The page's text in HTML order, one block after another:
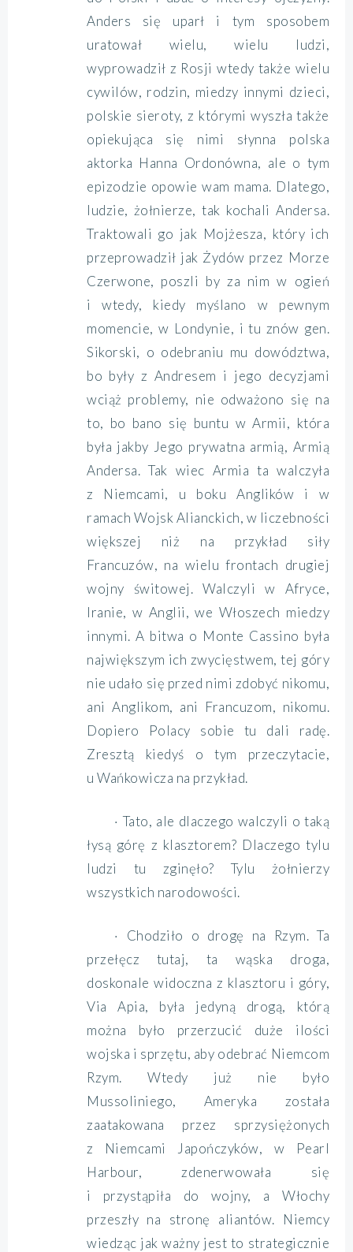
Anders się uparł i tym sposobem
uratował wielu, wielu ludzi,
wyprowadził z Rosji wtedy także wielu
cywilów, rodzin, miedzy innymi dzieci,
polskie sieroty, z którymi wyszła także
opiekująca się nimi słynna polska
aktorka Hanna Ordonówna, ale o tym
epizodzie opowie wam mama. Dlatego,
ludzie, żołnierze, tak kochali Andersa.
Traktowali go jak Mojżesza, który ich
przeprowadził jak Żydów przez Morze
Czerwone, poszli by za nim w ogień
i wtedy, kiedy myślano w pewnym
momencie, w Londynie, i tu znów gen.
Sikorski, o odebraniu mu dowództwa,
bo były z Andresem i jego decyzjami
wciąż problemy, nie odważono się na
to, bo bano się buntu w Armii, która
była jakby Jego prywatna armią, Armią
Andersa. Tak wiec Armia ta walczyła
z Niemcami, u boku Anglików i w
ramach Wojsk Alianckich, w liczebności
większej niż na przykład siły
Francuzów, na wielu frontach drugiej
wojny świtowej. Walczyli w Afryce,
Iranie, w Anglii, we Włoszech miedzy
innymi. A bitwa o Monte Cassino była
największym ich zwycięstwem, tej góry
nie udało się przed nimi zdobyć nikomu,
ani Anglikom, ani Francuzom, nikomu.
Dopiero Polacy sobie tu dali radę.
Zresztą kiedyś o tym przeczytacie,
u Wańkowicza na przykład.
· Tato, ale dlaczego walczyli o taką
łysą górę z klasztorem? Dlaczego tylu
ludzi tu zginęło? Tylu żołnierzy
wszystkich narodowości.
· Chodziło o drogę na Rzym. Ta
przełęcz tutaj, ta wąska droga,
doskonale widoczna z klasztoru i góry,
Via Apia, była jedyną drogą, którą
można było przerzucić duże ilości
wojska i sprzętu, aby odebrać Niemcom
Rzym. Wtedy już nie było
Mussoliniego, Ameryka została
zaatakowana przez sprzysiężonych
z Niemcami Japończyków, w Pearl
Harbour, zdenerwowała się
i przystąpiła do wojny, a Włochy
przeszły na stronę aliantów. Niemcy
wiedząc jak ważny jest to strategicznie